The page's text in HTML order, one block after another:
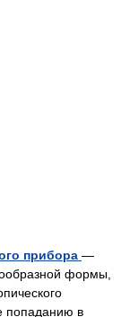
прибора —
формы,
попаданию в